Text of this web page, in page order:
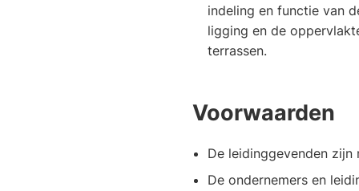
indeling en functie van
ligging en de
terrassen.
Voorwaarden
De leidinggevenden zijn
De ondernemers en